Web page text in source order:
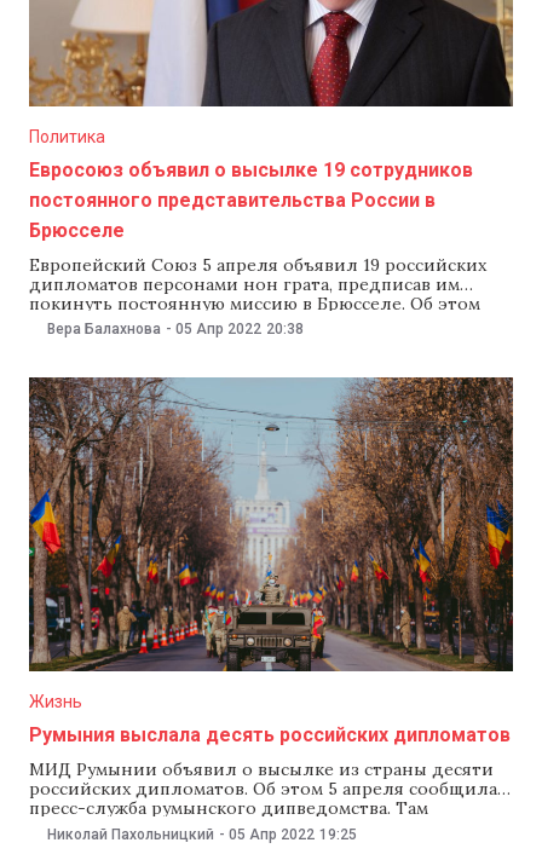
Политика
Евросоюз объявил о высылке 19 сотрудников
постоянного представительства России в
Брюсселе
Европейский Союз 5 апреля объявил 19 российских
дипломатов персонами нон грата, предписав им
покинуть постоянную миссию в Брюсселе. Об этом
Европейская служба внешних связей уже сообщила
постоянному представителю РФ при Евросоюзе
что требуют высылки дипломатов за «деятельность,
противоречащую их дипломатическому статусу». В
ответ Чижов
Вера Балахнова - 05 Апр 2022 20:38
Жизнь
Румыния выслала десять российских дипломатов
МИД Румынии объявил о высылке из страны десяти
российских дипломатов. Об этом 5 апреля сообщила
пресс-служба румынского дипведомства. Там
добавили, что причина в том, что их деятельность
противоречит Венской конвенции о
Николай Пахольницкий - 05 Апр 2022 19:25